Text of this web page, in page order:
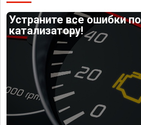
Устраните все ошибки по
катализатору!